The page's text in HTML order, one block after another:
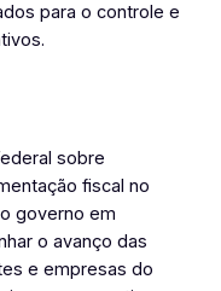
para o controle e
sobre
fiscal no
governo em
o avanço das
e empresas do